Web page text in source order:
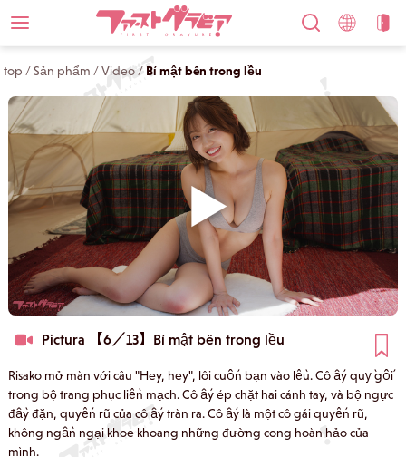
top /Sản phẩm /Video/ Bí mật bên trong lều
Pictura 【6／13】 Bí mật bên trong lều
Risako mở màn với câu "Hey, hey", lôi cuốn bạn vào lều. Cô ấy quỳ gối
trong bộ trang phục liền mạch. Cô ấy ép chặt hai cánh tay, và bộ ngực
đầy đặn, quyến rũ của cô ấy tràn ra. Cô ấy là một cô gái quyến rũ,
không ngần ngại khoe khoang những đường cong hoàn hảo của
mình.